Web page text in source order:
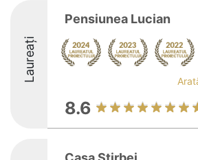
Laureați
Pensiunea Lucian
8.6